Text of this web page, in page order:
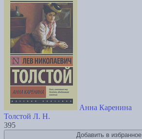
Анна Каренина
Толстой Л. Н.
395
Добавить в избранное